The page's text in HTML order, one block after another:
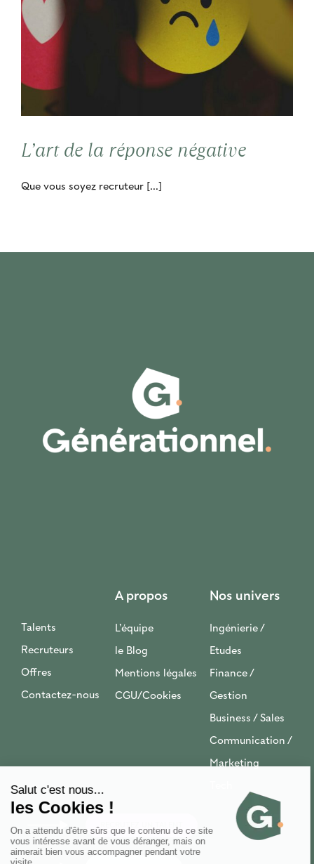
L’art de la réponse négative
Que vous soyez recruteur [...]
Talents
Recruteurs
Offres
Contactez-nous
A propos
L’équipe
le Blog
Mentions légales
CGU/Cookies
Nos univers
Ingénierie /
Etudes
Finance /
Gestion
Business / Sales
Communication /
Marketing
RECRUTEZ UN TALENT